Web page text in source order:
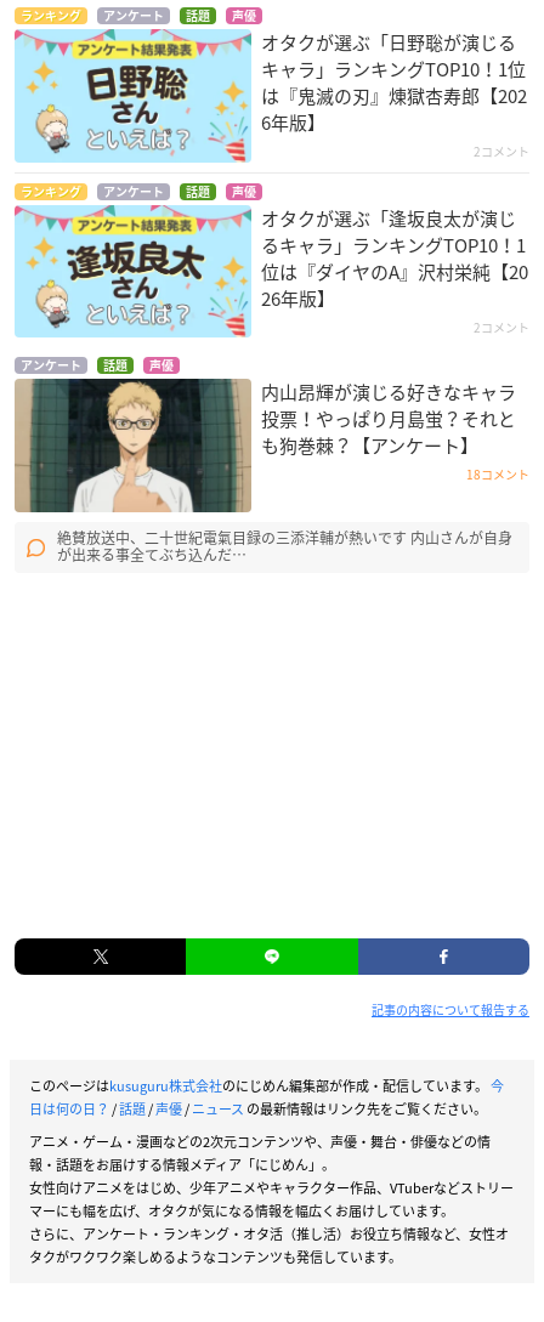
ランキング アンケート 話題 声優
オタクが選ぶ「日野聡が演じる
キャラ」ランキングTOP10！1位
は『鬼滅の刃』煉󠄁獄杏寿郎【202
6年版】
2コメント
ランキング アンケート 話題 声優
オタクが選ぶ「逢坂良太が演じ
るキャラ」ランキングTOP10！1
位は『ダイヤのA』沢村栄純【20
26年版】
2コメント
アンケート 話題 声優
内山昂輝が演じる好きなキャラ
投票！やっぱり月島蛍？それと
も狗巻棘？【アンケート】
18コメント
絶賛放送中、二十世紀電氣目録の三添洋輔が熱いです 内山さんが自身
が出来る事全てぶち込んだ…
記事の内容について報告する
このページはkusuguru株式会社のにじめん編集部が作成・配信しています。 今
日は何の日？ /話題/声優/ニュース の最新情報はリンク先をご覧ください。
アニメ・ゲーム・漫画などの2次元コンテンツや、声優・舞台・俳優などの情
報・話題をお届けする情報メディア「にじめん」。
女性向けアニメをはじめ、少年アニメやキャラクター作品、VTuberなどストリー
マーにも幅を広げ、オタクが気になる情報を幅広くお届けしています。
さらに、アンケート・ランキング・オタ活（推し活）お役立ち情報など、女性オ
タクがワクワク楽しめるようなコンテンツも発信しています。